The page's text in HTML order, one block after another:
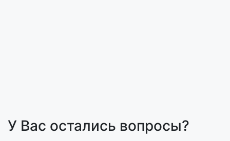
У Вас остались вопросы?